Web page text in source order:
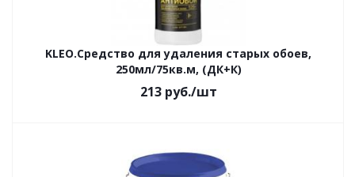
KLEO.Средство для удаления старых обоев,
250мл/75кв.м, (ДК+К)
213руб./шт